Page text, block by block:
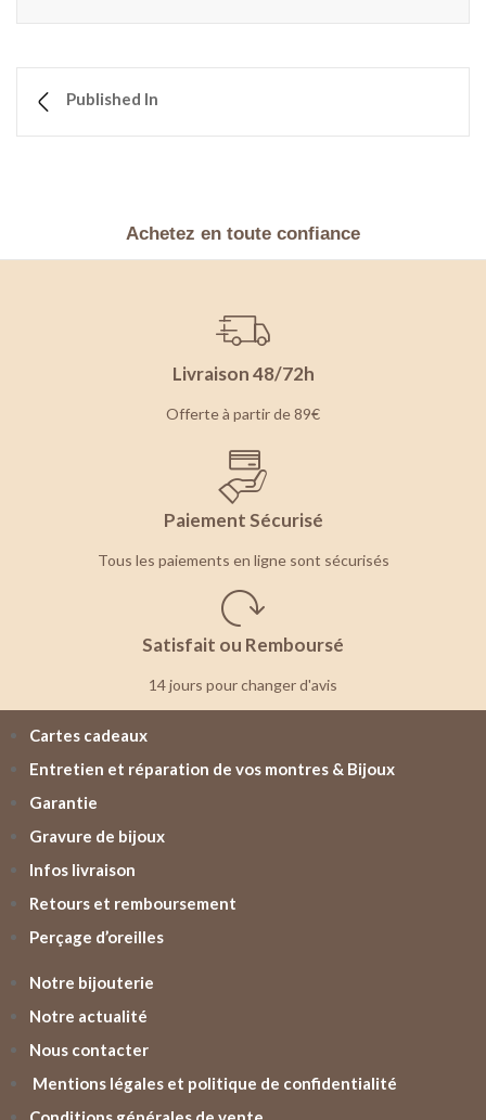
Published In
Achetez en toute confiance
Livraison 48/72h
Offerte à partir de 89€
Paiement Sécurisé
Tous les paiements en ligne sont sécurisés
Satisfait ou Remboursé
14 jours pour changer d'avis
Cartes cadeaux
Entretien et réparation de vos montres & Bijoux
Garantie
Gravure de bijoux
Infos livraison
Retours et remboursement
Perçage d’oreilles
Notre bijouterie
Notre actualité
Nous contacter
Mentions légales et politique de confidentialité